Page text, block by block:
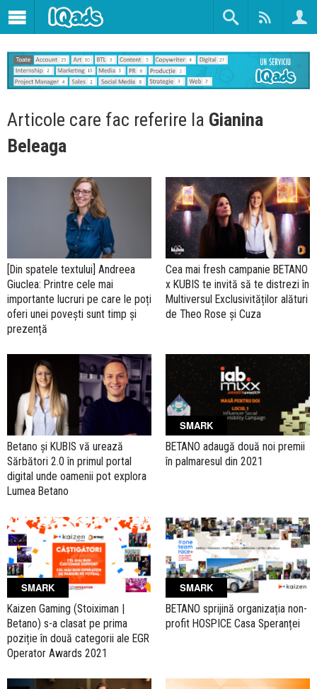
Articole care fac referire la Gianina
Beleaga
[Din spatele textului] Andreea
Giuclea: Printre cele mai
importante lucruri pe care le poți
oferi unei povești sunt timp și
prezență
Cea mai fresh campanie BETANO
x KUBIS te invită să te distrezi în
Multiversul Exclusivităților alături
de Theo Rose și Cuza
Betano și KUBIS vă urează
Sărbători 2.0 în primul portal
digital unde oamenii pot explora
Lumea Betano
SMARK
BETANO adaugă două noi premii
în palmaresul din 2021
SMARK
Kaizen Gaming (Stoiximan |
Betano) s-a clasat pe prima
poziție în două categorii ale EGR
Operator Awards 2021
SMARK
BETANO sprijină organizația non-
profit HOSPICE Casa Speranței